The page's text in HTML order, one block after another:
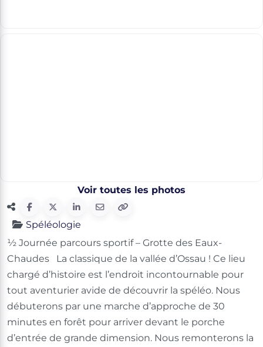
Voir toutes les photos
Spéléologie
½ Journée parcours sportif – Grotte des Eaux-
Chaudes La classique de la vallée d’Ossau ! Ce lieu
chargé d’histoire est l’endroit incontournable pour
tout aventurier avide de découvrir la spéléo. Nous
débuterons par une marche d’approche de 30
minutes en forêt pour arriver devant le porche
d’entrée de grande dimension. Nous remonterons la